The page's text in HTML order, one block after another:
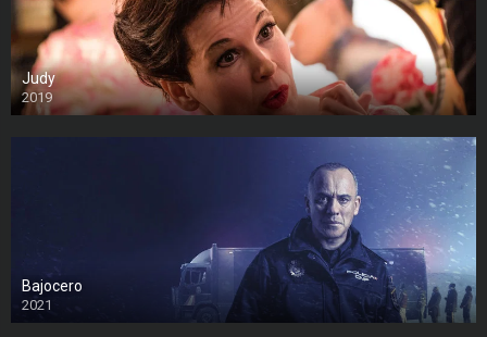
Judy
2019
Bajocero
2021